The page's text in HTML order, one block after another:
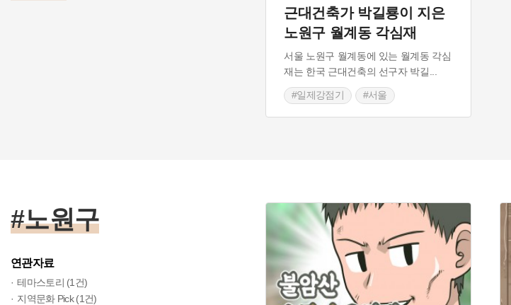
근대건축가 박길룡이 지은
노원구 월계동 각심재
서울 노원구 월계동에 있는 월계동 각심
재는 한국 근대건축의 선구자 박길
#일제강점기 #서울
#서울노원구가옥
#노원구
연관자료
테마스토리 (1건)
지역문화 Pick (1건)